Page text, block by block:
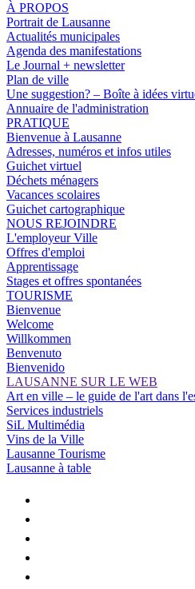
À PROPOS
Portrait de Lausanne
Actualités municipales
Agenda des manifestations
Le Journal + newsletter
Plan de ville
Une suggestion? – Boîte à idées
Annuaire de l'administration
PRATIQUE
Bienvenue à Lausanne
Adresses, numéros et infos utiles
Guichet virtuel
Déchets ménagers
Vacances scolaires
Guichet cartographique
NOUS REJOINDRE
L'employeur Ville
Offres d'emploi
Apprentissage
Stages et offres spontanées
TOURISME
Bienvenue
Welcome
Willkommen
Benvenuto
Bienvenido
LAUSANNE SUR LE WEB
Art en ville – le guide de l'art dans
Services industriels
SiL Multimédia
Vins de la Ville
Lausanne Tourisme
Lausanne à table